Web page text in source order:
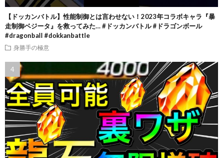
【ドッカンバトル】性能制御とは言わせない！2023年コラボキャラ『暴
走制御ベジータ』を救ってみた… #ドッカンバトル #ドラゴンボール
#dragonball #dokkanbattle
身勝手の極意